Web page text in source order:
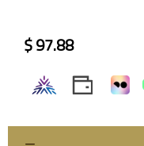
97.88 $